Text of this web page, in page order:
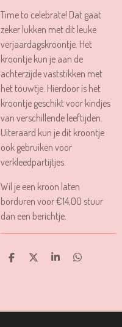
Time to celebrate! Dat gaat
zeker lukken met dit leuke
verjaardagskroontje. Het
kroontje kun je aan de
achterzijde vaststikken met
het touwtje. Hierdoor is het
kroontje geschikt voor kindjes
van verschillende leeftijden.
Uiteraard kun je dit kroontje
ook gebruiken voor
verkleedpartijtjes.
Wil je een kroon laten
borduren voor €14,00 stuur
dan een berichtje.
D
D
S
D